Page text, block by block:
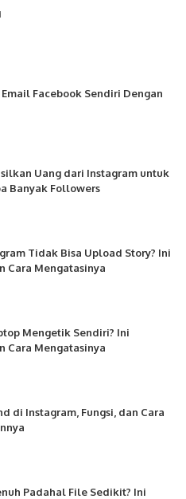
Facebook Sendiri Dengan
Uang dari Instagram untuk
Banyak Followers
Tidak Bisa Upload Story? Ini
Cara Mengatasinya
Mengetik Sendiri? Ini
Cara Mengatasinya
di Instagram, Fungsi, dan Cara
Padahal File Sedikit? Ini